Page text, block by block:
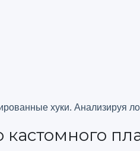
хуки. Анализируя